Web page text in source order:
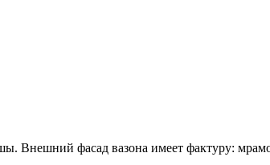
Внешний фасад вазона имеет фактуру: